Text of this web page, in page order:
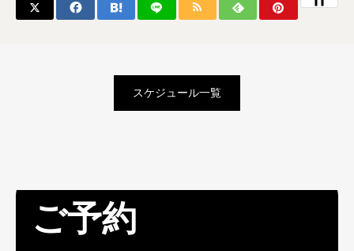
スケジュール一覧
ご予約